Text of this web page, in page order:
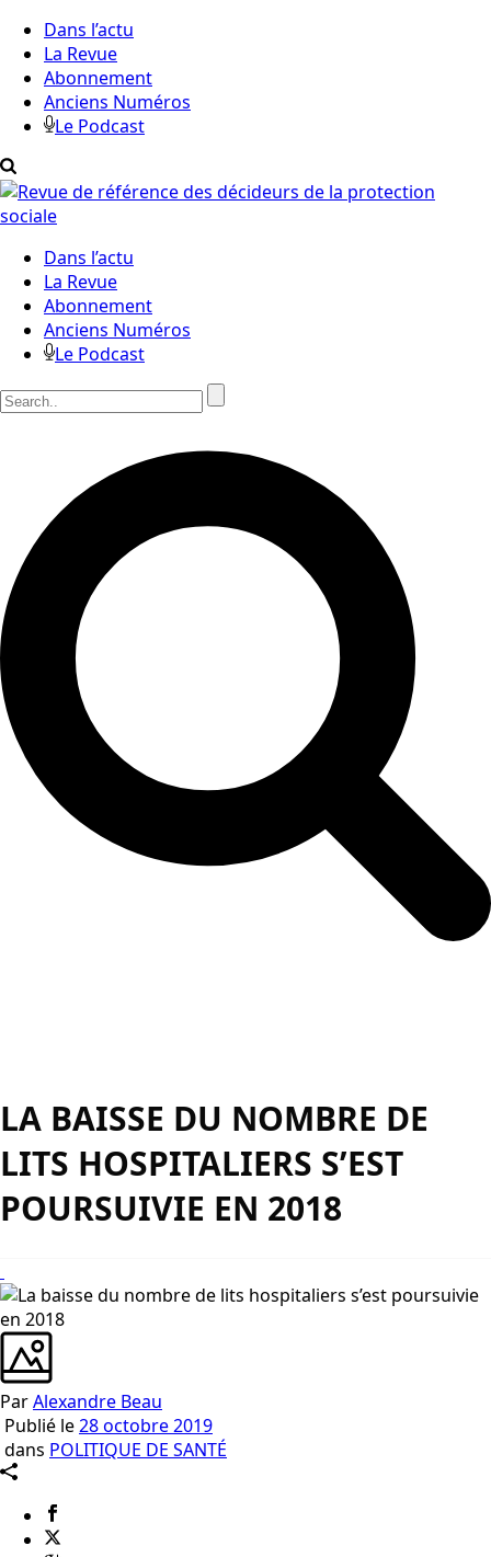
Dans l’actu
La Revue
Abonnement
Anciens Numéros
Le Podcast
Dans l’actu
La Revue
Abonnement
Anciens Numéros
Le Podcast
LA BAISSE DU NOMBRE DE
LITS HOSPITALIERS S’EST
POURSUIVIE EN 2018
ParAlexandre Beau
Publié le28 octobre 2019
dans POLITIQUE DE SANTÉ